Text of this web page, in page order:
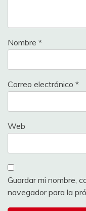
Nombre *
Correo electrónico *
Web
Guardar mi nombre,
navegador para la